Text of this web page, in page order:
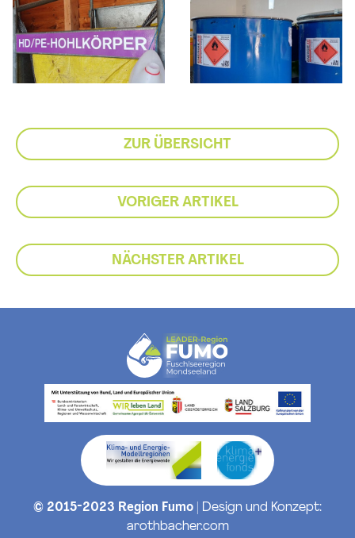
ZUR ÜBERSICHT
VORIGER ARTIKEL
NÄCHSTER ARTIKEL
© 2015-2023 Region Fumo | Design und Konzept:
arothbacher.com